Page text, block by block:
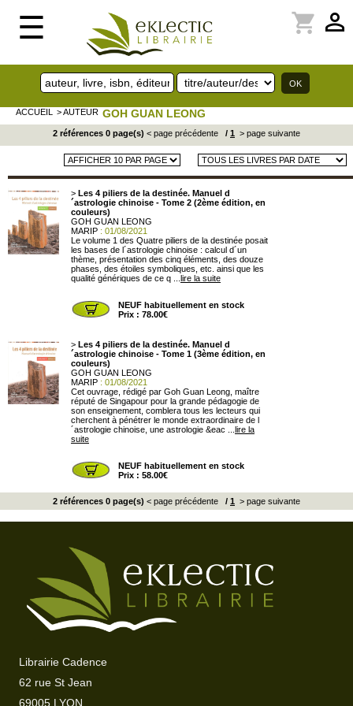
☰ perm_identity
shopping_cart
ACCUEIL > AUTEUR GOH GUAN LEONG
2 références 0 page(s) < page précédente / 1 > page suivante
> Les 4 piliers de la destinée. Manuel d
´astrologie chinoise - Tome 2 (2ème édition, en
couleurs)
GOH GUAN LEONG
MARIP : 01/08/2021
Le volume 1 des Quatre piliers de la destinée posait
les bases de l´astrologie chinoise : calcul d´un
thème, présentation des cinq éléments, des douze
phases, des étoiles symboliques, etc. ainsi que les
qualité génériques de ce q ... lire la suite
NEUF habituellement en stock
Prix : 78.00€
> Les 4 piliers de la destinée. Manuel d
´astrologie chinoise - Tome 1 (3ème édition, en
couleurs)
GOH GUAN LEONG
MARIP : 01/08/2021
Cet ouvrage, rédigé par Goh Guan Leong, maître
réputé de Singapour pour la grande pédagogie de
son enseignement, comblera tous les lecteurs qui
cherchent à pénétrer le monde extraordinaire de l
´astrologie chinoise, une astrologie &eac ... lire la
suite
NEUF habituellement en stock
Prix : 58.00€
2 références 0 page(s) < page précédente / 1 > page suivante
Librairie Cadence
62 rue St Jean
69005 LYON